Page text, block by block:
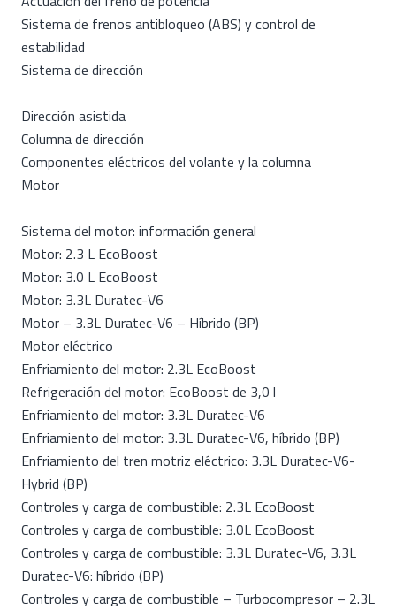
Sistema de frenos antibloqueo (ABS) y control de
estabilidad
Sistema de dirección
Dirección asistida
Columna de dirección
Componentes eléctricos del volante y la columna
Motor
Sistema del motor: información general
Motor: 2.3 L EcoBoost
Motor: 3.0 L EcoBoost
Motor: 3.3L Duratec-V6
Motor – 3.3L Duratec-V6 – Híbrido (BP)
Motor eléctrico
Enfriamiento del motor: 2.3L EcoBoost
Refrigeración del motor: EcoBoost de 3,0 l
Enfriamiento del motor: 3.3L Duratec-V6
Enfriamiento del motor: 3.3L Duratec-V6, híbrido (BP)
Enfriamiento del tren motriz eléctrico: 3.3L Duratec-V6-
Hybrid (BP)
Controles y carga de combustible: 2.3L EcoBoost
Controles y carga de combustible: 3.0L EcoBoost
Controles y carga de combustible: 3.3L Duratec-V6, 3.3L
Duratec-V6: híbrido (BP)
Controles y carga de combustible – Turbocompresor – 2.3L